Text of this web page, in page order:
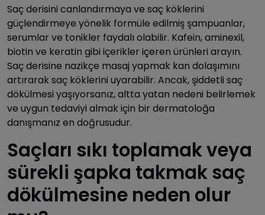
Saç derisini canlandırmaya ve saç köklerini
güçlendirmeye yönelik formüle edilmiş şampuanlar,
serumlar ve tonikler faydalı olabilir. Kafein, aminexil,
biotin ve keratin gibi içerikler içeren ürünleri arayın.
Saç derisine nazikçe masaj yapmak kan dolaşımını
artırarak saç köklerini uyarabilir. Ancak, şiddetli saç
dökülmesi yaşıyorsanız, altta yatan nedeni belirlemek
ve uygun tedaviyi almak için bir dermatoloğa
danışmanız en doğrusudur.
Saçları sıkı toplamak veya
sürekli şapka takmak saç
dökülmesine neden olur